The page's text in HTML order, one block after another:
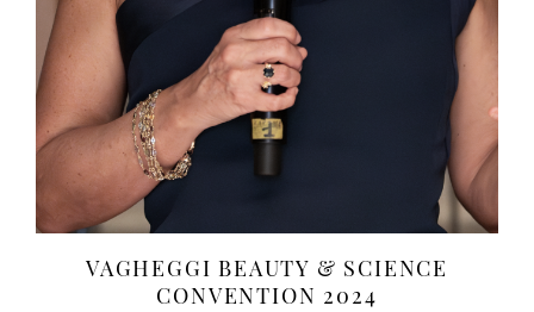
VAGHEGGI BEAUTY & SCIENCE
CONVENTION 2024